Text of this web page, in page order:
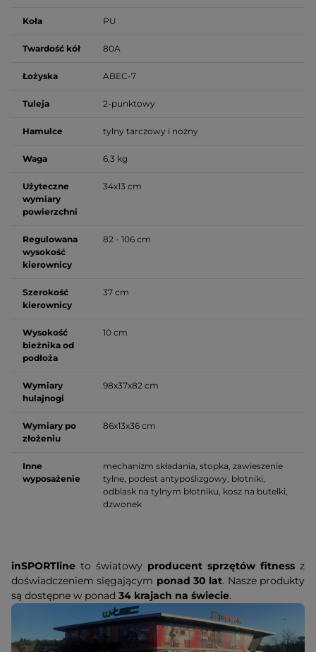
Koła PU
Twardość kół 80A
Łożyska ABEC-7
Tuleja 2-punktowy
Hamulce tylny tarczowy i nożny
Waga 6,3 kg
Użyteczne
wymiary
powierzchni
34x13 cm
Regulowana
wysokość
kierownicy
82 - 106 cm
Szerokość
kierownicy
37 cm
Wysokość
bieżnika od
podłoża
10 cm
Wymiary
hulajnogi
98x37x82 cm
Wymiary po
złożeniu
86x13x36 cm
Inne
wyposażenie
mechanizm składania, stopka, zawieszenie
tylne, podest antypoślizgowy, błotniki,
odblask na tylnym błotniku, kosz na butelki,
dzwonek
inSPORTline to światowy producent sprzętów fitness z
doświadczeniem sięgającym ponad 30 lat. Nasze produkty
są dostępne w ponad 34 krajach na świecie.